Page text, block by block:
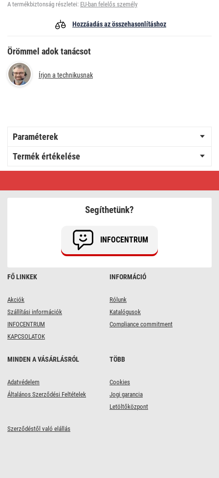
A termékbiztonság részletei: EU-ban felelős személy
Hozzáadás az összehasonlításhoz
Örömmel adok tanácsot
Írjon a technikusnak
Paraméterek
Termék értékelése
gumi/neoprén
FŐ LINKEK
Akciók
Szállítási információk
INFOCENTRUM
KAPCSOLATOK
INFORMÁCIÓ
Rólunk
Katalógusok
Compliance commitment
MINDEN A VÁSÁRLÁSRÓL
Adatvédelem
Általános Szerződési Feltételek
TÖBB
Cookies
Jogi garancia
Letöltőközpont
Szerződéstől való elállás
Segíthetünk?
INFOCENTRUM